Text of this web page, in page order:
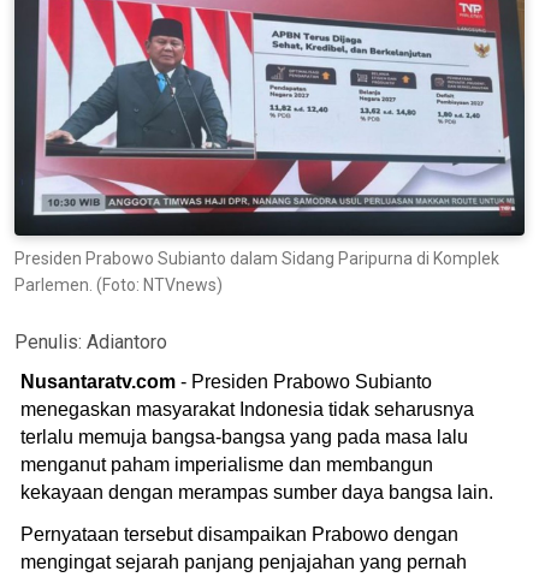
Presiden Prabowo Subianto dalam Sidang Paripurna di Komplek
Parlemen. (Foto: NTVnews)
Penulis: Adiantoro
Nusantaratv.com - Presiden Prabowo Subianto
menegaskan masyarakat Indonesia tidak seharusnya
terlalu memuja bangsa-bangsa yang pada masa lalu
menganut paham imperialisme dan membangun
kekayaan dengan merampas sumber daya bangsa lain.
Pernyataan tersebut disampaikan Prabowo dengan
mengingat sejarah panjang penjajahan yang pernah